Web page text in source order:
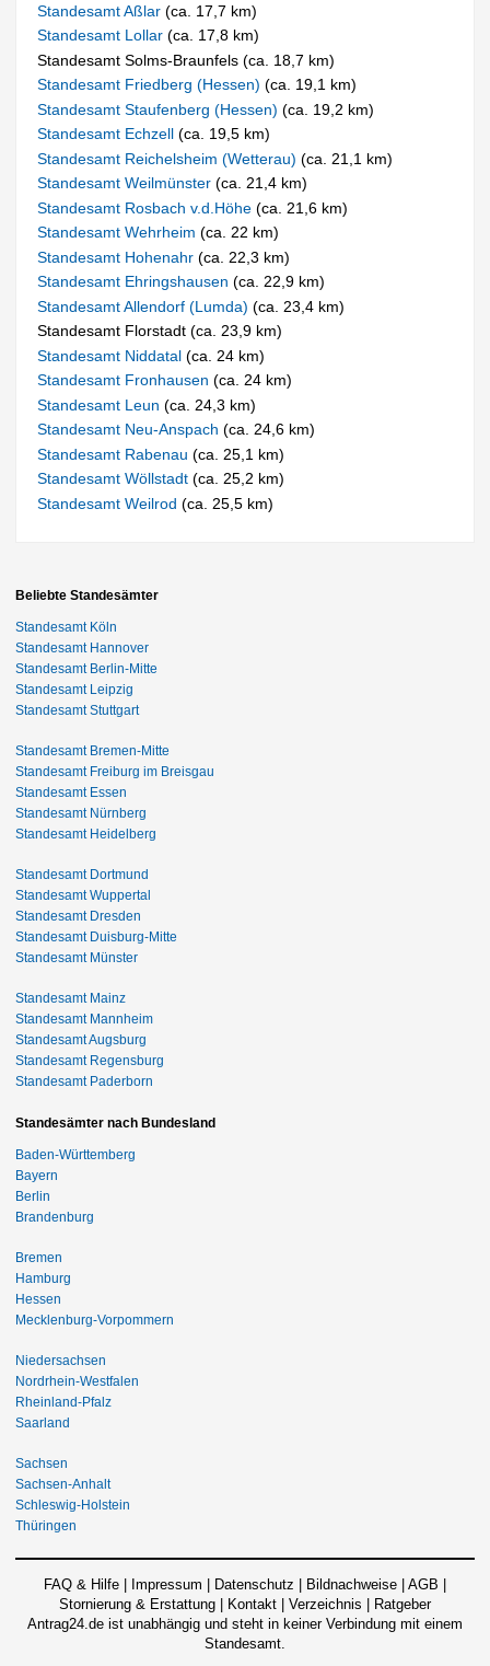
Standesamt Aßlar(ca. 17,7 km)
Standesamt Lollar(ca. 17,8 km)
Standesamt Solms-Braunfels (ca. 18,7 km)
Standesamt Friedberg (Hessen)(ca. 19,1 km)
Standesamt Staufenberg (Hessen)(ca. 19,2 km)
Standesamt Echzell(ca. 19,5 km)
Standesamt Reichelsheim (Wetterau)(ca. 21,1 km)
Standesamt Weilmünster(ca. 21,4 km)
Standesamt Rosbach v.d.Höhe(ca. 21,6 km)
Standesamt Wehrheim(ca. 22 km)
Standesamt Hohenahr(ca. 22,3 km)
Standesamt Ehringshausen(ca. 22,9 km)
Standesamt Allendorf (Lumda)(ca. 23,4 km)
Standesamt Florstadt (ca. 23,9 km)
Standesamt Niddatal(ca. 24 km)
Standesamt Fronhausen(ca. 24 km)
Standesamt Leun(ca. 24,3 km)
Standesamt Neu-Anspach(ca. 24,6 km)
Standesamt Rabenau(ca. 25,1 km)
Standesamt Wöllstadt(ca. 25,2 km)
Standesamt Weilrod(ca. 25,5 km)
Beliebte Standesämter
Standesamt Köln
Standesamt Hannover
Standesamt Berlin-Mitte
Standesamt Leipzig
Standesamt Stuttgart
Standesamt Bremen-Mitte
Standesamt Freiburg im Breisgau
Standesamt Essen
Standesamt Nürnberg
Standesamt Heidelberg
Standesamt Dortmund
Standesamt Wuppertal
Standesamt Dresden
Standesamt Duisburg-Mitte
Standesamt Münster
Standesamt Mainz
Standesamt Mannheim
Standesamt Augsburg
Standesamt Regensburg
Standesamt Paderborn
Standesämter nach Bundesland
Baden-Württemberg
Bayern
Berlin
Brandenburg
Bremen
Hamburg
Hessen
Mecklenburg-Vorpommern
Niedersachsen
Nordrhein-Westfalen
Rheinland-Pfalz
Saarland
Sachsen
Sachsen-Anhalt
Schleswig-Holstein
Thüringen
FAQ & Hilfe | Impressum | Datenschutz | Bildnachweise | AGB |
Stornierung & Erstattung | Kontakt | Verzeichnis | Ratgeber
Antrag24.de ist unabhängig und steht in keiner Verbindung mit einem
Standesamt.